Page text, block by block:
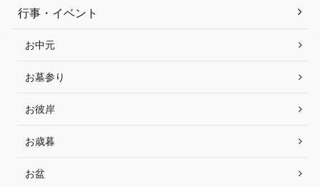
行事・イベント
お中元
お墓参り
お彼岸
お歳暮
お盆